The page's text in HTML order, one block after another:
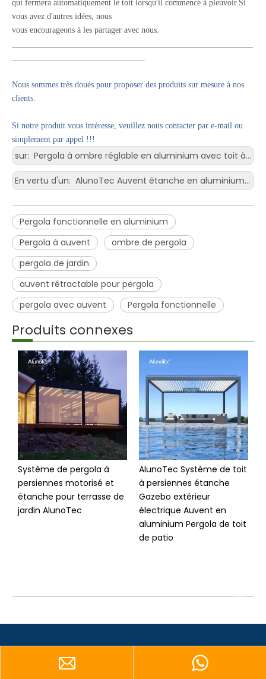
qui fermera automatiquement le toit lorsqu'il commence à pleuvoir.Si
vous avez d'autres idées, nous
vous encourageons à les partager avec nous.
Nous sommes très doués pour proposer des produits sur mesure à nos
clients.
Si notre produit vous intéresse, veuillez nous contacter par e-mail ou
simplement par appel !!!
sur: Pergola à ombre réglable en aluminium avec toit à persiennes
En vertu d'un: AlunoTec Auvent étanche en aluminium réglable pour pergole de jardin avec auvent
Pergola fonctionnelle en aluminium
Pergola à auvent
ombre de pergola
pergola de jardin
auvent rétractable pour pergola
pergola avec auvent
Pergola fonctionnelle
Produits connexes
Système de pergola à
persiennes motorisé et
étanche pour terrasse de
jardin AlunoTec
AlunoTec Système de toit
à persiennes étanche
Gazebo extérieur
électrique Auvent en
aluminium Pergola de toit
de patio